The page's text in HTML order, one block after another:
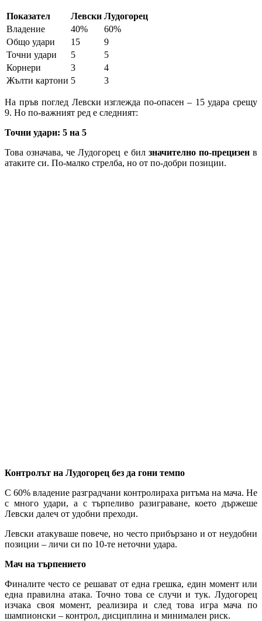
Показател Левски Лудогорец
Владение
40%
60%
Общо удари
15
9
Точни удари
5
5
Корнери
3
4
Жълти картони 5 3
На пръв поглед Левски изглежда по-опасен – 15 удара срещу
9. Но по-важният ред е следният:
Точни удари: 5 на 5
Това означава, че Лудогорец е бил значително по-прецизенв
атаките си. По-малко стрелба, но от по-добри позиции.
Контролът на Лудогорец без да гони темпо
С 60% владение разградчани контролираха ритъма на мача. Не
с много удари, а с търпеливо разиграване, което държеше
Левски далеч от удобни преходи.
Левски атакуваше повече, но често прибързано и от неудобни
позиции – личи си по 10-те неточни удара.
Мач на търпението
Финалите често се решават от една грешка, един момент или
една правилна атака. Точно това се случи и тук. Лудогорец
изчака своя момент, реализира и след това игра мача по
шампионски – контрол, дисциплина и минимален риск.